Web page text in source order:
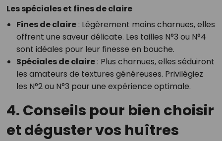
Les spéciales et fines de claire
Fines de claire: Légèrement moins charnues, elles
offrent une saveur délicate. Les tailles N°3 ou N°4
sont idéales pour leur finesse en bouche.
Spéciales de claire: Plus charnues, elles séduiront
les amateurs de textures généreuses. Privilégiez
les N°2 ou N°3 pour une expérience optimale.
4. Conseils pour bien choisir
et déguster vos huîtres